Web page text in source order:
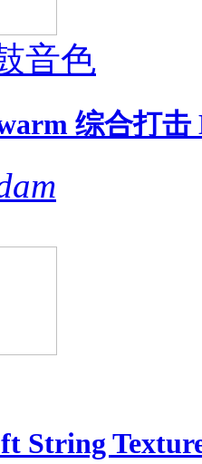
音色
综合打
String